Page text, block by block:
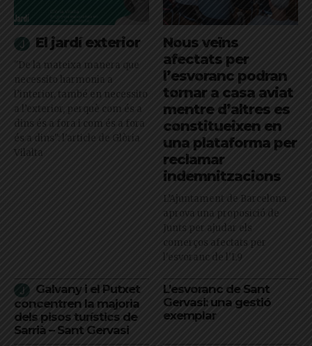
El jardí exterior
"De la mateixa manera que
necessito harmonia a
l’interior, també en necessito
a l’exterior, perquè com és a
dins és a fora i com és a fora
és a dins": l'article de Glòria
Vilalta
Nous veïns
afectats per
l’esvoranc podran
tornar a casa aviat
mentre d’altres es
constitueixen en
una plataforma per
reclamar
indemnitzacions
L’Ajuntament de Barcelona
aprova una proposició de
Junts per ajudar els
comerços afectats per
l'esvoranc de l'L9
Galvany i el Putxet
concentren la majoria
dels pisos turístics de
Sarrià – Sant Gervasi
L’esvoranc de Sant
Gervasi: una gestió
exemplar